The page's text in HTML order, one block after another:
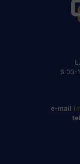
8.00-
e-mail